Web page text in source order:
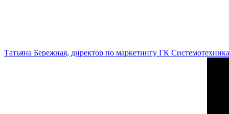
Татьяна Бережная, директор по маркетингу ГК Системотехника